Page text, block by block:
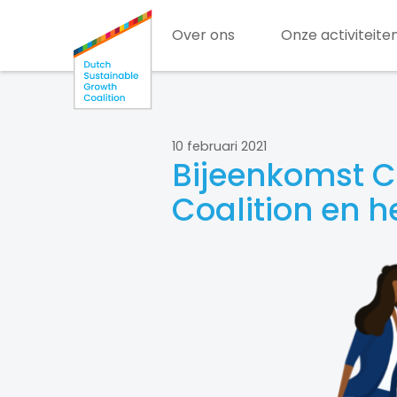
Over ons Onze
10 februari 2021
Bijeenkomst
Coalition en